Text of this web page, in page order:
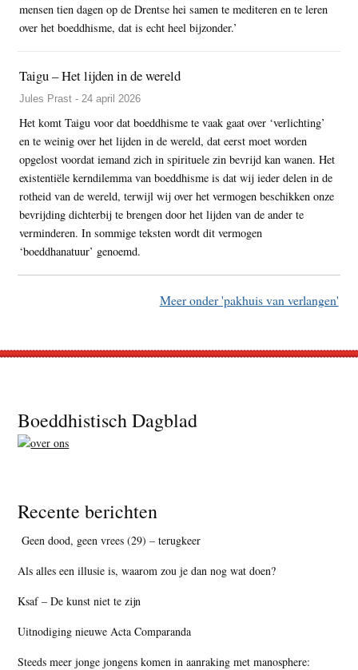
mensen tien dagen op de Drentse hei samen te mediteren en te leren
over het boeddhisme, dat is echt heel bijzonder.’
Taigu – Het lijden in de wereld
Jules Prast - 24 april 2026
Het komt Taigu voor dat boeddhisme te vaak gaat over ‘verlichting’
en te weinig over het lijden in de wereld, dat eerst moet worden
opgelost voordat iemand zich in spirituele zin bevrijd kan wanen. Het
existentiële kerndilemma van boeddhisme is dat wij ieder delen in de
rotheid van de wereld, terwijl wij over het vermogen beschikken onze
bevrijding dichterbij te brengen door het lijden van de ander te
verminderen. In sommige teksten wordt dit vermogen
‘boeddhanatuur’ genoemd.
Meer onder 'pakhuis van verlangen'
Footer
Boeddhistisch Dagblad
Recente berichten
Geen dood, geen vrees (29) – terugkeer
Als alles een illusie is, waarom zou je dan nog wat doen?
Ksaf – De kunst niet te zijn
Uitnodiging nieuwe Acta Comparanda
Steeds meer jonge jongens komen in aanraking met manosphere: